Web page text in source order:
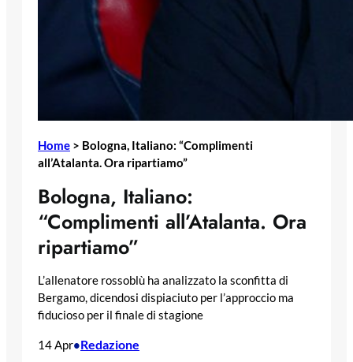
Home > Bologna, Italiano: “Complimenti
all’Atalanta. Ora ripartiamo”
Bologna, Italiano:
“Complimenti all’Atalanta. Ora
ripartiamo”
L’allenatore rossoblù ha analizzato la sconfitta di
Bergamo, dicendosi dispiaciuto per l’approccio ma
fiducioso per il finale di stagione
14 Apr•Redazione